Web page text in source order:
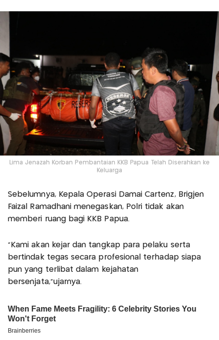
Lima Jenazah Korban Pembantaian KKB Papua Telah Diserahkan ke
Keluarga
Sebelumnya, Kepala Operasi Damai Cartenz, Brigjen
Faizal Ramadhani menegaskan, Polri tidak akan
memberi ruang bagi KKB Papua.
“Kami akan kejar dan tangkap para pelaku serta
bertindak tegas secara profesional terhadap siapa
pun yang terlibat dalam kejahatan
bersenjata,”ujarnya.